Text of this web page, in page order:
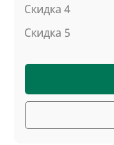
Скидка 4
Скидка 5